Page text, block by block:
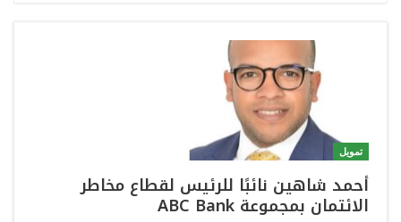
تمويل
أحمد شاهين نائبًا للرئيس لقطاع مخاطر
الائتمان بمجموعة ABC Bank